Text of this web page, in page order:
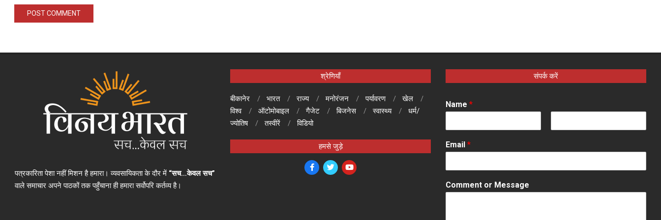
पत्रकारिता पेशा नहीं मिशन है हमारा। व्यवसायिकता के दौर में “सच…केवल सच”
वाले समाचार अपने पाठकों तक पहुँचाना ही हमारा सर्वोपरि कर्तव्य है।
श्रेणियाँ
बीकानेर भारत राज्य मनोरंजन पर्यावरण
खेल
विश्व
ऑटोमोबाइल गैजेट बिजनेस स्वास्थ्य
धर्म/
ज्योतिष
तस्वीरें विडियो
हमसे जुड़े
संपर्क करें
Name *
i
rEmail *
Comment or Message